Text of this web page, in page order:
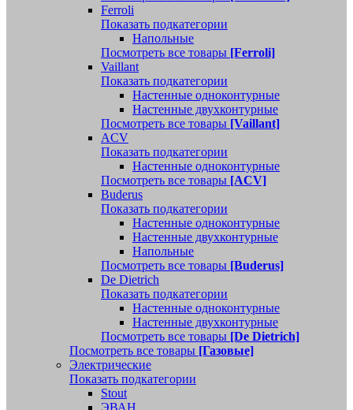
Ferroli
Показать подкатегории
Напольные
Посмотреть все товары [Ferroli]
Vaillant
Показать подкатегории
Настенные одноконтурные
Настенные двухконтурные
Посмотреть все товары [Vaillant]
ACV
Показать подкатегории
Настенные одноконтурные
Посмотреть все товары [ACV]
Buderus
Показать подкатегории
Настенные одноконтурные
Настенные двухконтурные
Напольные
Посмотреть все товары [Buderus]
De Dietrich
Показать подкатегории
Настенные одноконтурные
Настенные двухконтурные
Посмотреть все товары [De Dietrich]
Посмотреть все товары [Газовые]
Электрические
Показать подкатегории
Stout
ЭВАН